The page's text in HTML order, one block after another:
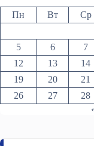
Пн Вт Ср
5
6 7
12
13 14
19
20 21
26
27 28